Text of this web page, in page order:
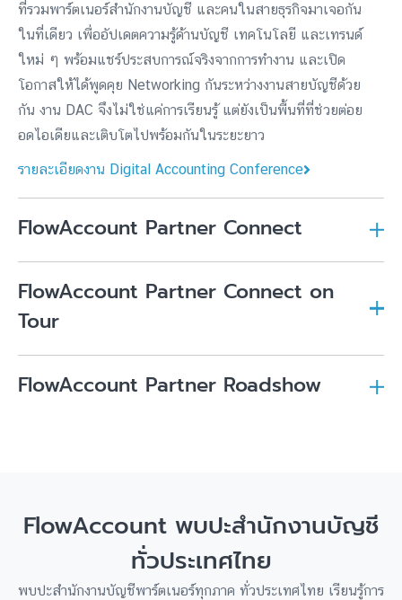
ที่รวมพาร์ตเนอร์สำนักงานบัญชี และคนในสายธุรกิจมาเจอกัน
ในที่เดียว เพื่ออัปเดตความรู้ด้านบัญชี เทคโนโลยี และเทรนด์
ใหม่ ๆ พร้อมแชร์ประสบการณ์จริงจากการทำงาน และเปิด
โอกาสให้ได้พูดคุย Networking กันระหว่างงานสายบัญชีด้วย
กัน งาน DAC จึงไม่ใช่แค่การเรียนรู้ แต่ยังเป็นพื้นที่ที่ช่วยต่อย
อดไอเดียและเติบโตไปพร้อมกันในระยะยาว
รายละเอียดงาน Digital Accounting Conference
FlowAccount Partner Connect
รายละเอียดงาน Partner Connect
FlowAccount Partner Connect on
Tour
รายละเอียดงาน Partner Connect on Tour
FlowAccount Partner Roadshow
FlowAccount พบปะสำนักงานบัญชี
ทั่วประเทศไทย
พบปะสำนักงานบัญชีพาร์ตเนอร์ทุกภาค ทั่วประเทศไทย เรียนรู้การ